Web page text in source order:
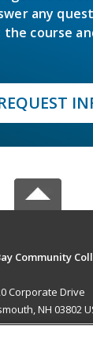
any
course
Community
Corporate Drive
NH 03802